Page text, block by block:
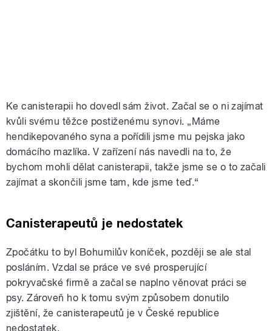
Ke canisterapii ho dovedl sám život. Začal se o ni zajímat
kvůli svému těžce postiženému synovi. „Máme
hendikepovaného syna a pořídili jsme mu pejska jako
domácího mazlíka. V zařízení nás navedli na to, že
bychom mohli dělat canisterapii, takže jsme se o to začali
zajímat a skončili jsme tam, kde jsme teď.“
Canisterapeutů je nedostatek
Zpočátku to byl Bohumilův koníček, později se ale stal
posláním. Vzdal se práce ve své prosperující
pokryvačské firmě a začal se naplno věnovat práci se
psy. Zároveň ho k tomu svým způsobem donutilo
zjištění, že canisterapeutů je v České republice
nedostatek.